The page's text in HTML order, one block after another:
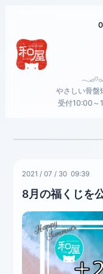
やさしい骨
受付10:00～
2021 /07 / 30 09:39
8月の福くじを